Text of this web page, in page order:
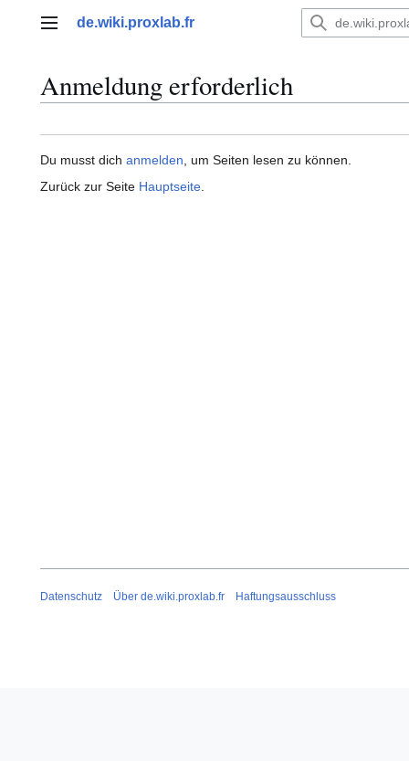
Hauptmenü
de.wiki.proxlab.fr
Anmeldung erforderlich
Du musst dich anmelden , um Seiten lesen zu können.
Zurück zur Seite Hauptseite
Datenschutz Über de.wiki.proxlab.fr Haftungsausschluss